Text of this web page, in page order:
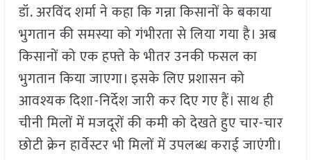
डॉ. अरविंद शर्मा ने कहा कि गन्ना किसानों के बकाया
भुगतान की समस्या को गंभीरता से लिया गया है। अब
किसानों को एक हफ्ते के भीतर उनकी फसल का
भुगतान किया जाएगा। इसके लिए प्रशासन को
आवश्यक दिशा-निर्देश जारी कर दिए गए हैं। साथ ही
चीनी मिलों में मजदूरों की कमी को देखते हुए चार-चार
छोटी क्रेन हार्वेस्टर भी मिलों में उपलब्ध कराई जाएंगी।